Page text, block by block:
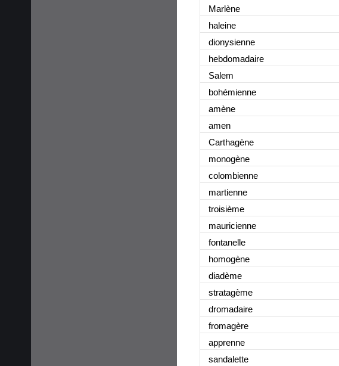
Marlène
haleine
dionysienne
hebdomadaire
Salem
bohémienne
amène
amen
Carthagène
monogène
colombienne
martienne
troisième
mauricienne
fontanelle
homogène
diadème
stratagème
dromadaire
fromagère
apprenne
sandalette